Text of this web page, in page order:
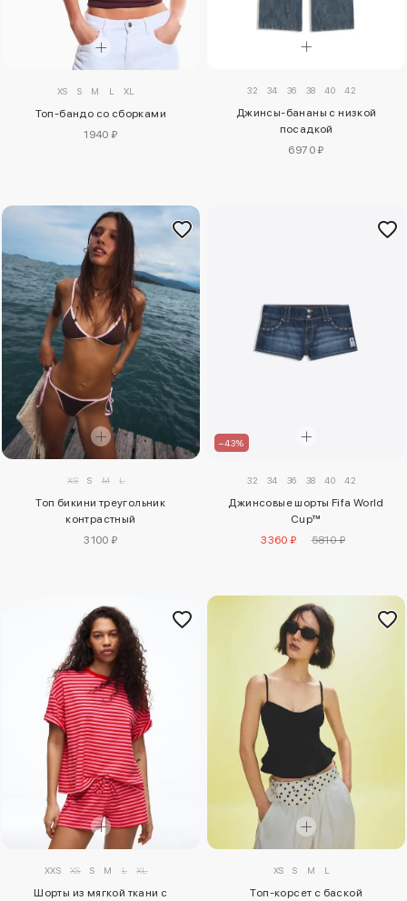
XS S M L XL
Топ-бандо со сборками
1940 ₽
32 34 36 38 40 42
Джинсы-бананы с низкой
посадкой
6970 ₽
XS S M L
Топ бикини треугольник
контрастный
3100 ₽
–43%
32 34 36 38 40 42
Джинсовые шорты Fifa World
Cup™
3360 ₽
5810 ₽
XXS XS S M L XL
Шорты из мягкой ткани с
XS S M L
Топ-корсет с баской